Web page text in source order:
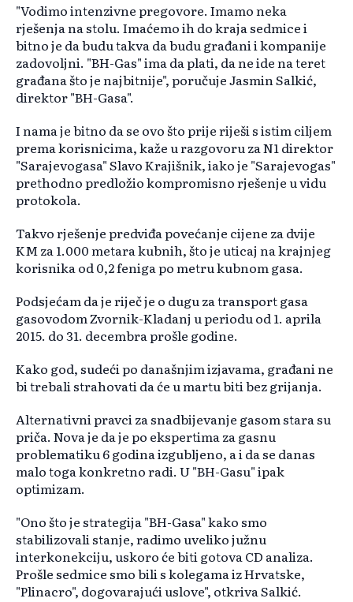
"Vodimo intenzivne pregovore. Imamo neka
rješenja na stolu. Imaćemo ih do kraja sedmice i
bitno je da budu takva da budu građani i kompanije
zadovoljni. "BH-Gas" ima da plati, da ne ide na teret
građana što je najbitnije", poručuje Jasmin Salkić,
direktor "BH-Gasa".
I nama je bitno da se ovo što prije riješi s istim ciljem
prema korisnicima, kaže u razgovoru za N1 direktor
"Sarajevogasa" Slavo Krajišnik, iako je "Sarajevogas"
prethodno predložio kompromisno rješenje u vidu
protokola.
Takvo rješenje predviđa povećanje cijene za dvije
KM za 1.000 metara kubnih, što je uticaj na krajnjeg
korisnika od 0,2 feniga po metru kubnom gasa.
Podsjećam da je riječ je o dugu za transport gasa
gasovodom Zvornik-Kladanj u periodu od 1. aprila
2015. do 31. decembra prošle godine.
Kako god, sudeći po današnjim izjavama, građani ne
bi trebali strahovati da će u martu biti bez grijanja.
Alternativni pravci za snadbijevanje gasom stara su
priča. Nova je da je po ekspertima za gasnu
problematiku 6 godina izgubljeno, a i da se danas
malo toga konkretno radi. U "BH-Gasu" ipak
optimizam.
"Ono što je strategija "BH-Gasa" kako smo
stabilizovali stanje, radimo uveliko južnu
interkonekciju, uskoro će biti gotova CD analiza.
Prošle sedmice smo bili s kolegama iz Hrvatske,
"Plinacro", dogovarajući uslove", otkriva Salkić.